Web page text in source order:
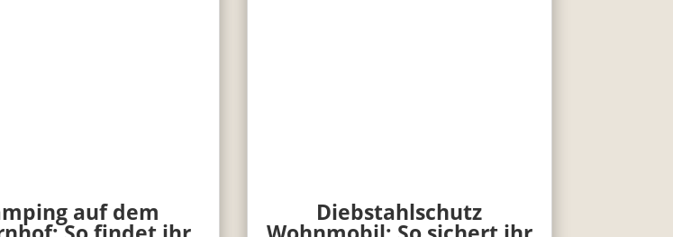
auf dem Diebstahlschutz